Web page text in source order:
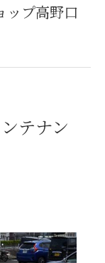
ップ高野口
テナン